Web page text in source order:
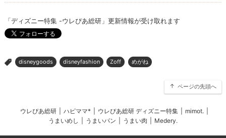
「ディズニー特集 -ウレぴあ総研」更新情報が受け取れます
> disneygoods disneyfashion Zoff めがね
ページの先頭へ
ウレぴあ総研 ハピママ* ウレぴあ総研 ディズニー特集 mimot.
うまいめし
うまいパン うまい肉 Medery.